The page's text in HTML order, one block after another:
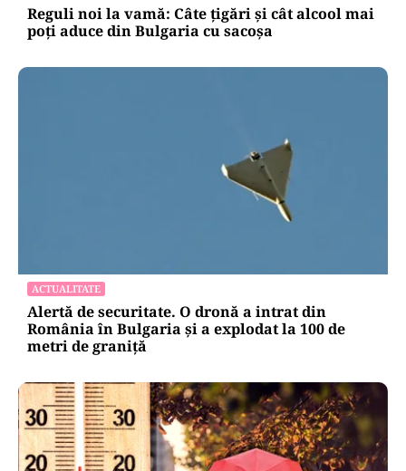
Reguli noi la vamă: Câte țigări și cât alcool mai
poți aduce din Bulgaria cu sacoșa
ACTUALITATE
Alertă de securitate. O dronă a intrat din
România în Bulgaria şi a explodat la 100 de
metri de graniţă